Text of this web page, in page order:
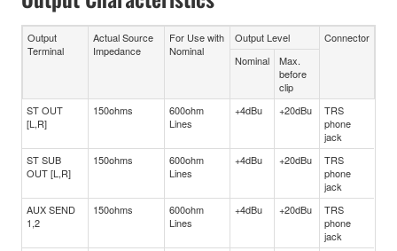
Output
Terminal
Actual Source
Impedance
For Use with
Nominal
Output Level
Connector
Nominal
Max.
before
clip
ST OUT
[L,R]
150ohms
600ohm
Lines
+4dBu +20dBu
TRS
phone
jack
ST SUB
OUT [L,R]
150ohms
600ohm
Lines
+4dBu +20dBu
TRS
phone
jack
AUX SEND
1,2
150ohms
600ohm
Lines
+4dBu +20dBu
TRS
phone
jack